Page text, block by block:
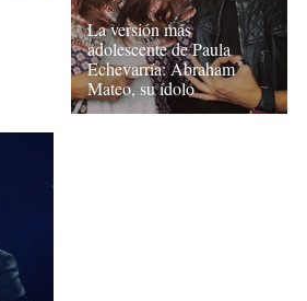
La versión más
adolescente de Paula
Echevarría: Abraham
Mateo, su ídolo